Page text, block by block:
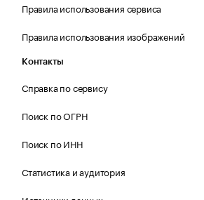
Правила использования сервиса
Правила использования изображений
Контакты
Справка по сервису
Поиск по ОГРН
Поиск по ИНН
Статистика и аудитория